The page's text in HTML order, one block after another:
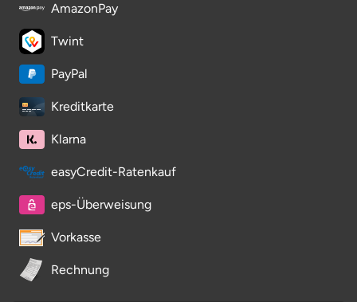
AmazonPay
Twint
PayPal
Kreditkarte
Klarna
easyCredit-Ratenkauf
eps-Überweisung
Vorkasse
Rechnung